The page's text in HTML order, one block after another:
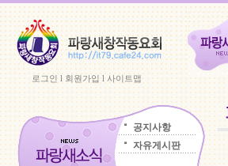
로그인l 회원가입l사이트맵
공지사항
자유게시판